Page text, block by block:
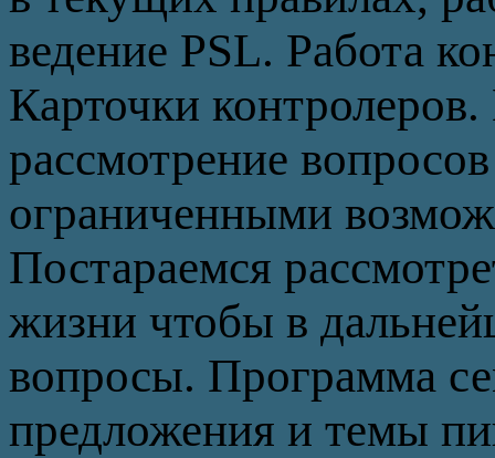
ведение PSL. Работа
Карточки
рассмотрение
ограниченными
Постараемся
жизни чтобы в
вопросы. Программа
предложения и темы